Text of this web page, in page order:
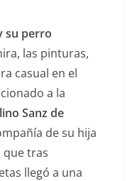
su perro
las pinturas,
casual en el
a la
Sanz de
de su hija
que tras
llegó a una